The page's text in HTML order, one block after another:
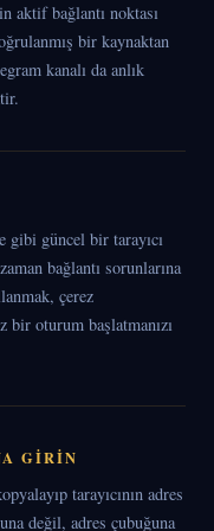
aktif bağlantı noktası
bir kaynaktan
kanalı da anlık
gibi güncel bir tarayıcı
bağlantı sorunlarına
çerez
bir oturum başlatmanızı
GIRIN
tarayıcının adres
değil, adres çubuğuna